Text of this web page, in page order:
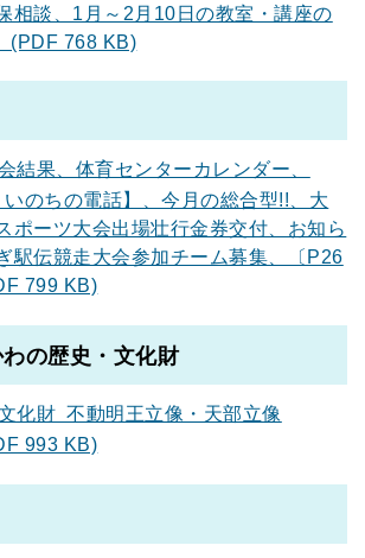
相談、1月～2月10日の教室・講座の
(PDF 768 KB)
結果、体育センターカレンダー、
いのちの電話】、今月の総合型!!、大
ポーツ大会出場壮行金券交付、お知ら
駅伝競走大会参加チーム募集、〔P26
799 KB)
の歴史・文化財
化財 不動明王立像・天部立像
993 KB)